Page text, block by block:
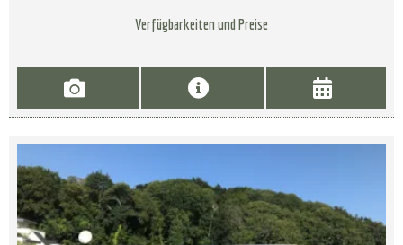
Verfügbarkeiten und Preise